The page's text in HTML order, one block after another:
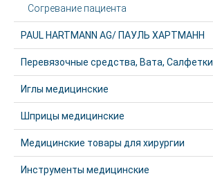
Согревание пациента
PAUL HARTMANN AG/ ПАУЛЬ ХАРТМАНН
Перевязочные средства, Вата, Салфетки
Иглы медицинские
Шприцы медицинские
Медицинские товары для хирургии
Инструменты медицинские